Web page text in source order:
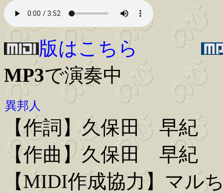
版はこちら
MP3で演奏中
異邦人
【作詞】久保田 早紀
【作曲】久保田 早紀
【MIDI作成協力】マル